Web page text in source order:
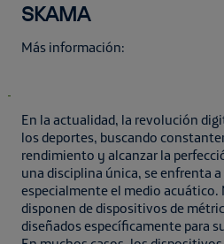
SKAMA
Más información:
En la actualidad, la revolución
los deportes, buscando
rendimiento y alcanzar la
una disciplina única, se enfrenta
especialmente el medio acuático.
disponen de dispositivos de
diseñados específicamente para